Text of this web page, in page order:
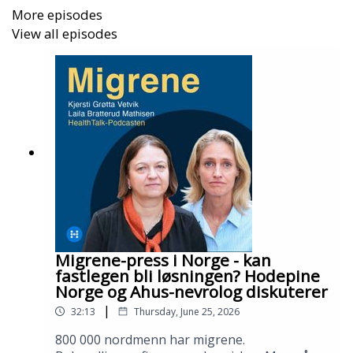
clinical trial data tell us about the best strategy for
different patient profiles?
Topics covered in this episode:
• What is CLL, and why is its course so
heterogeneous?
• The shift from chemoimmunotherapy to targeted
therapies
• BTK inhibitors vs. venetoclax-based combinations:
how to choose
• The importance of genetic risk factors (IGHV, TP53,
del17p)
More episodes
View all episodes
Migrene-press i Norge - kan
fastlegen bli løsningen? Hodepine
Norge og Ahus-nevrolog diskuterer
32:13 | Thursday, June 25, 2026
800 000 nordmenn har migrene.